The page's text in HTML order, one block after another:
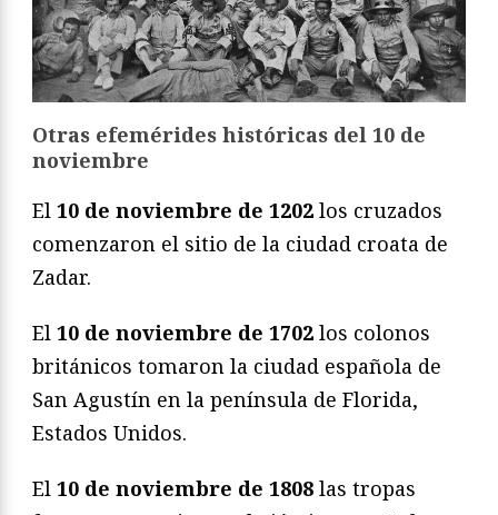
Otras efemérides históricas del 10 de
noviembre
El 10 de noviembre de 1202 los cruzados
comenzaron el sitio de la ciudad croata de
Zadar.
El 10 de noviembre de 1702 los colonos
británicos tomaron la ciudad española de
San Agustín en la península de Florida,
Estados Unidos.
El 10 de noviembre de 1808 las tropas